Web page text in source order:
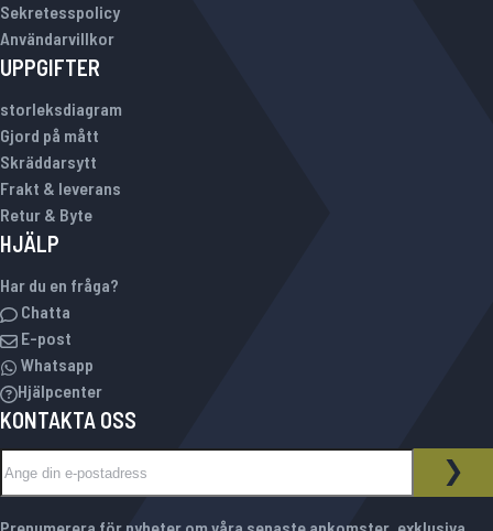
Sekretesspolicy
Användarvillkor
UPPGIFTER
storleksdiagram
Gjord på mått
Skräddarsytt
Frakt & leverans
Retur & Byte
HJÄLP
Har du en fråga?
Chatta
E-post
Whatsapp
Hjälpcenter
KONTAKTA OSS
NYHETSBREV